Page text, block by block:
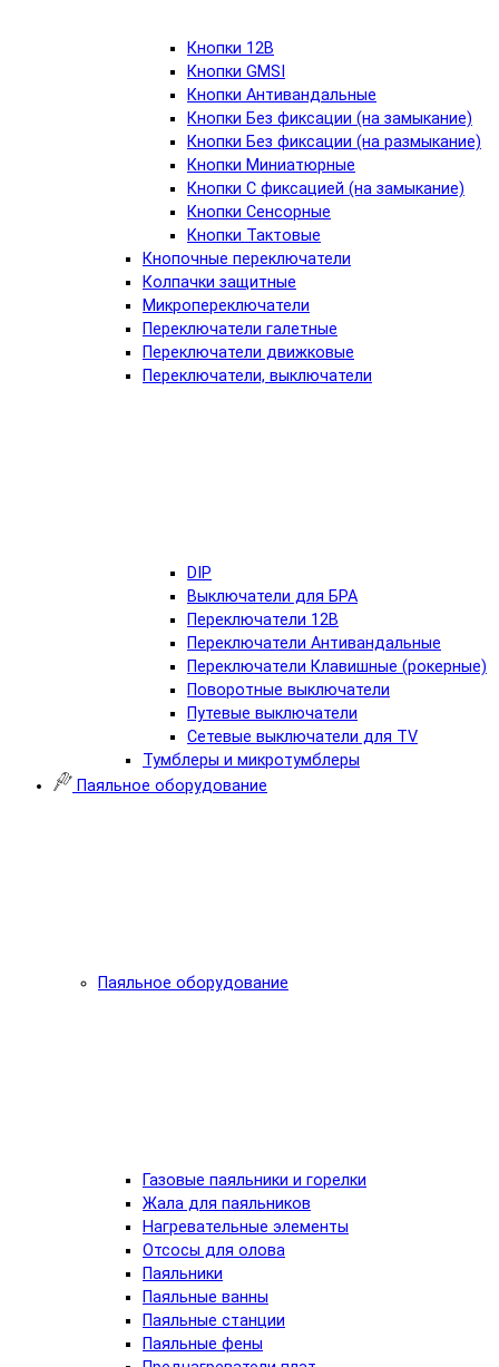
Кнопки 12В
Кнопки GMSI
Кнопки Антивандальные
Кнопки Без фиксации (на замыкание)
Кнопки Без фиксации (на размыкание)
Кнопки Миниатюрные
Кнопки С фиксацией (на замыкание)
Кнопки Сенсорные
Кнопки Тактовые
Кнопочные переключатели
Колпачки защитные
Микропереключатели
Переключатели галетные
Переключатели движковые
Переключатели, выключатели
DIP
Выключатели для БРА
Переключатели 12В
Переключатели Антивандальные
Переключатели Клавишные (рокерные)
Поворотные выключатели
Путевые выключатели
Сетевые выключатели для TV
Тумблеры и микротумблеры
Паяльное оборудование
Паяльное оборудование
Газовые паяльники и горелки
Жала для паяльников
Нагревательные элементы
Отсосы для олова
Паяльники
Паяльные ванны
Паяльные станции
Паяльные фены